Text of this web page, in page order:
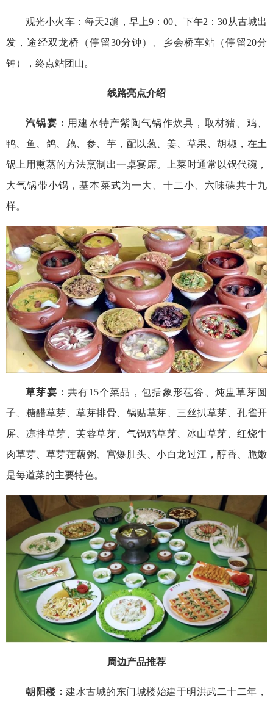
观光小火车：每天2趟，早上9：00、下午2：30从古城出
发，途经双龙桥（停留30分钟）、乡会桥车站（停留20分
钟），终点站团山。
线路亮点介绍
汽锅宴： 用建水特产紫陶气锅作炊具，取材猪、鸡、
鸭、鱼、鸽、藕、参、芋，配以葱、姜、草果、胡椒，在土
锅上用熏蒸的方法烹制出一桌宴席。上菜时通常以锅代碗，
大气锅带小锅，基本菜式为一大、十二小、六味碟共十九
样。
草芽宴：共有15个菜品，包括象形苞谷、炖盅草芽圆
子、糖醋草芽、草芽排骨、锅贴草芽、三丝扒草芽、孔雀开
屏、凉拌草芽、芙蓉草芽、气锅鸡草芽、冰山草芽、红烧牛
肉草芽、草芽莲藕粥、宫爆肚头、小白龙过江，醇香、脆嫩
是每道菜的主要特色。
周边产品推荐
朝阳楼：建水古城的东门城楼始建于明洪武二十二年，